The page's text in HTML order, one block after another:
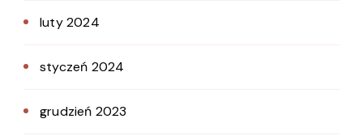
luty 2024
styczeń 2024
grudzień 2023